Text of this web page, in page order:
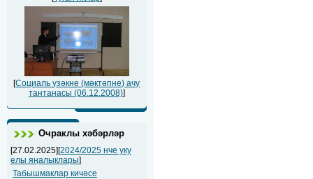
[Социаль үзәкне (мәктәпне) ачу
тантанасы (06.12.2008)]
Очраклы хәбәрләр
[27.02.2025][2024/2025 нче уку
елы яңалыклары]
Табышмаклар кичәсе